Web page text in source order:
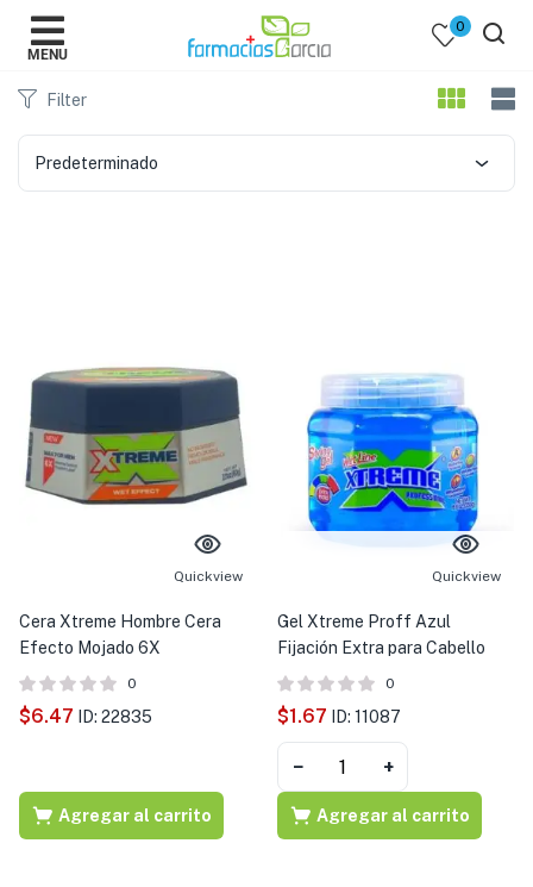
)
)
)
MENU
0
Filter
Predeterminado
Quickview
Cera Xtreme Hombre Cera
Efecto Mojado 6X
0
$6.47 ID: 22835
Agregar al carrito
Quickview
Gel Xtreme Proff Azul
Fijación Extra para Cabello
0
$1.67 ID: 11087
− +
Agregar al carrito